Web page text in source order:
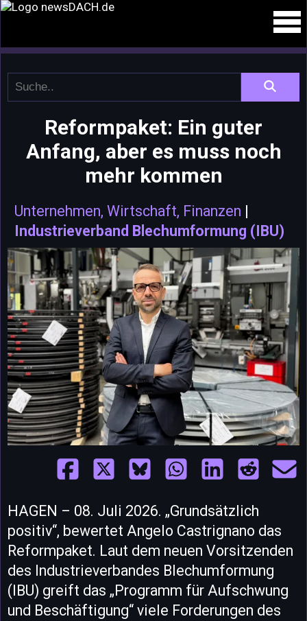
Reformpaket: Ein guter
Anfang, aber es muss noch
mehr kommen
Unternehmen, Wirtschaft, Finanzen |
Industrieverband Blechumformung (IBU)
HAGEN – 08. Juli 2026. „Grundsätzlich
positiv“, bewertet Angelo Castrignano das
Reformpaket. Laut dem neuen Vorsitzenden
des Industrieverbandes Blechumformung
(IBU) greift das „Programm für Aufschwung
und Beschäftigung“ viele Forderungen des